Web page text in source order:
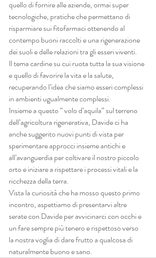
quello di fornire alle aziende, ormai super
tecnologiche, pratiche che permettano di
risparmiare sui fitofarmaci ottenendo al
contempo buoni raccolti e una rigenerazione
dei suoli e delle relazioni tra gli esseri viventi.
Il tema cardine su cui ruota tutta la sua visione
e quello di favorire la vita e la salute,
recuperando l’idea che siamo esseri complessi
in ambienti ugualmente complessi.
Insieme a questo “ volo d’aquila” sul terreno
dell’agricoltura rigenerativa, Davide ci ha
anche suggerito nuovi punti di vista per
sperimentare approcci insieme antichi e
all’avanguerdia per coltivare il nostro piccolo
orto e iniziare a rispettare i processi vitali e la
ricchezza della terra.
Vista la curiosità che ha mosso questo primo
incontro, aspettiamo di presentarvi altre
serate con Davide per avvicinarci con occhi e
un fare sempre più tenero e rispettoso verso
la nostra voglia di dare frutto a qualcosa di
naturalmente buono e sano.